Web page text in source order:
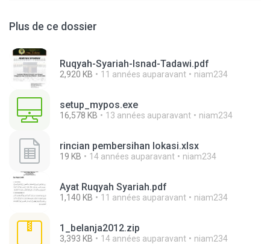
Plus de ce dossier
Ruqyah-Syariah-Isnad-Tadawi.pdf
2,920 KB 11 années auparavant niam234
setup_mypos.exe
16,578 KB 13 années auparavant niam234
rincian pembersihan lokasi.xlsx
19 KB 14 années auparavant niam234
Ayat Ruqyah Syariah.pdf
1,140 KB 11 années auparavant niam234
1_belanja2012.zip
3,393 KB 14 années auparavant niam234